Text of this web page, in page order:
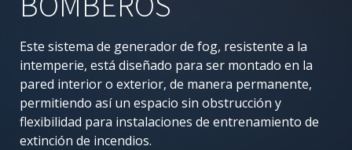
VISÍTENOS
NOTICIAS
Contáctenos
Español
Este sistema de generador de fog, resistente a la
intemperie, está diseñado para ser montado en la
pared interior o exterior, de manera permanente,
permitiendo así un espacio sin obstrucción y
flexibilidad para instalaciones de entrenamiento de
extinción de incendios.